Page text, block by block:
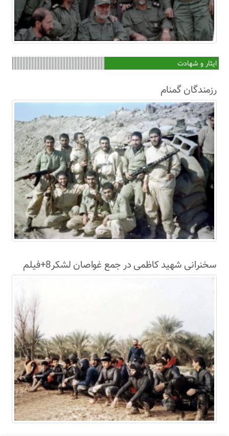
ایثار و شهادت
رزمندگان گمنام
سخنرانی شهید کاظمی در جمع غواصان لشکر8+فیلم